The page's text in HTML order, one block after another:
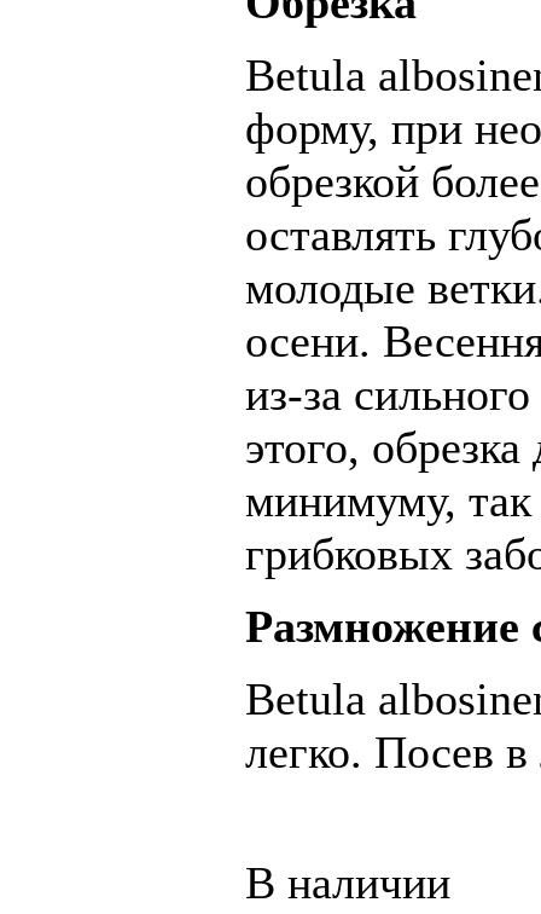
Betula
форму, при
обрезкой
оставлять
молодые
осени.
из-за
этого,
минимуму, так
грибковых
Размножение
Betula
легко. Посев
В наличии